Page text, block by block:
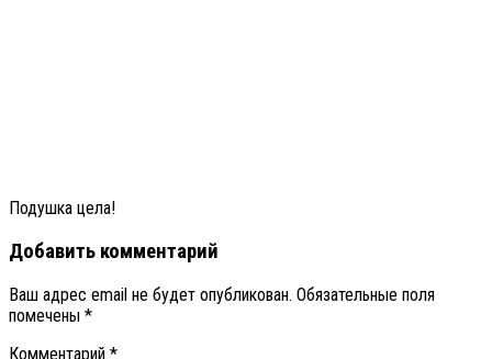
Подушка цела!
Добавить комментарий
Ваш адрес email не будет опубликован. Обязательные поля
помечены *
Комментарий *